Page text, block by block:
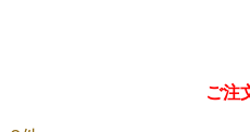
ご注